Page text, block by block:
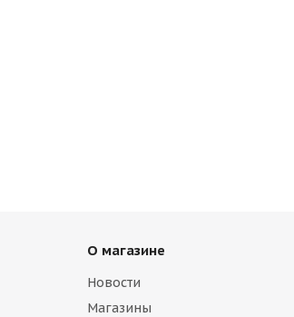
О магазине
Новости
Магазины